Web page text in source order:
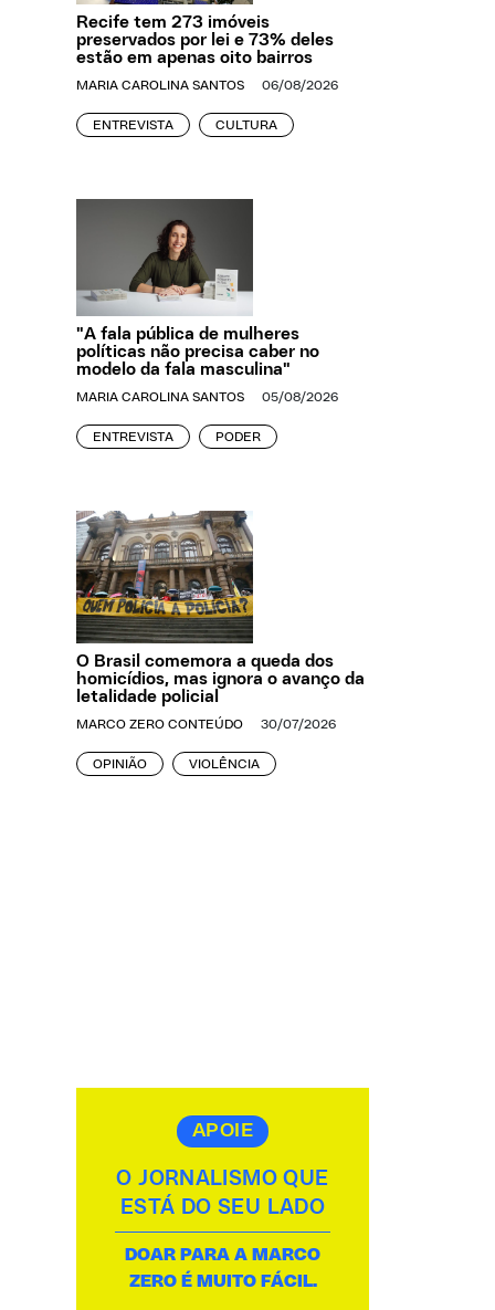
Recife tem 273 imóveis
preservados por lei e 73% deles
estão em apenas oito bairros
MARIA CAROLINA SANTOS 06/08/2026
ENTREVISTA CULTURA
"A fala pública de mulheres
políticas não precisa caber no
modelo da fala masculina"
MARIA CAROLINA SANTOS 05/08/2026
ENTREVISTA PODER
O Brasil comemora a queda dos
homicídios, mas ignora o avanço da
letalidade policial
MARCO ZERO CONTEÚDO 30/07/2026
OPINIÃO VIOLÊNCIA
APOIE
O JORNALISMO QUE
ESTÁ DO SEU LADO
DOAR PARA A MARCO
ZERO É MUITO FÁCIL.